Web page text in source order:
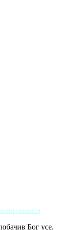
онлайн
Бог усе,